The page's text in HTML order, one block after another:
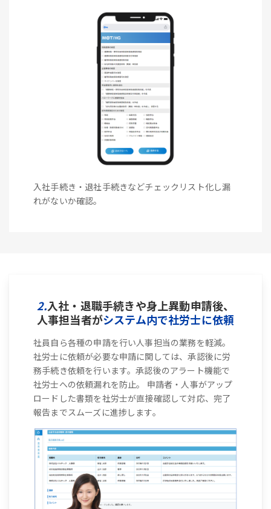
入社手続き・退社手続きなどチェックリスト化し漏
れがないか確認。
2.入社・退職手続きや身上異動申請後、
人事担当者がシステム内で社労士に依頼
社員自ら各種の申請を行い人事担当の業務を軽減。
社労士に依頼が必要な申請に関しては、承認後に労
務手続き依頼を行います。承認後のアラート機能で
社労士への依頼漏れを防止。 申請者・人事がアップ
ロードした書類を社労士が直接確認して対応、完了
報告までスムーズに進捗します。